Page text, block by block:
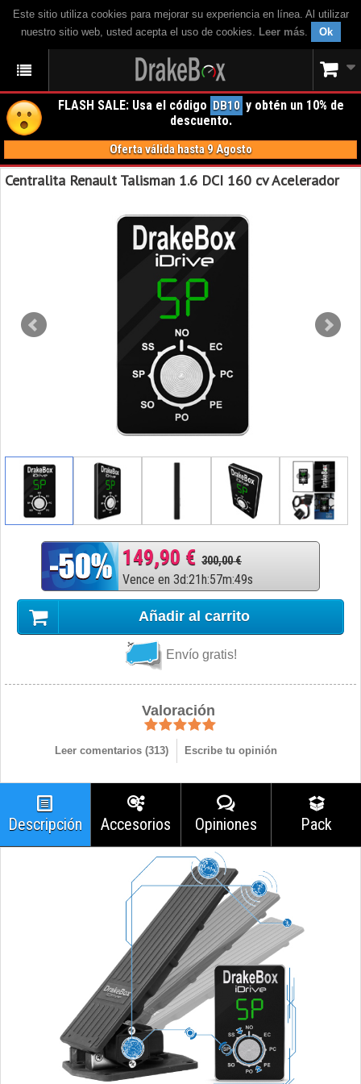
Este sitio utiliza cookies para mejorar su experiencia en línea. Al utilizar
nuestro sitio web, usted acepta el uso de cookies. Leer más. Ok
FLASH SALE: Usa el código DB10 y obtén un 10% de
descuento.
Oferta válida hasta 9 Agosto
Centralita Renault Talisman 1.6 DCI 160 cv Acelerador
149,90 € 300,00 €
Vence en 3d:21 h:57m:48s
Añadir al carrito
Envío gratis!
Valoración
Leer comentarios (313) Escribe tu opinión
Descripción Accesorios Opiniones Pack